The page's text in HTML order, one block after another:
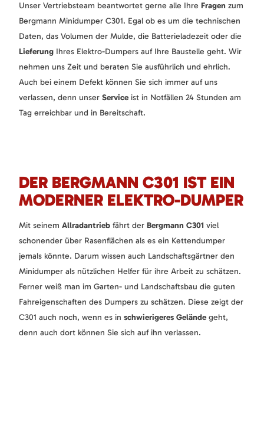
Unser Vertriebsteam beantwortet gerne alle Ihre Fragen zum
Bergmann Minidumper C301. Egal ob es um die technischen
Daten, das Volumen der Mulde, die Batterieladezeit oder die
Lieferung Ihres Elektro-Dumpers auf Ihre Baustelle geht. Wir
nehmen uns Zeit und beraten Sie ausführlich und ehrlich.
Auch bei einem Defekt können Sie sich immer auf uns
verlassen, denn unser Serviceist in Notfällen 24 Stunden am
Tag erreichbar und in Bereitschaft.
DER BERGMANN C301 IST EIN
MODERNER ELEKTRO-DUMPER
Mit seinem Allradantrieb fährt der Bergmann C301 viel
schonender über Rasenflächen als es ein Kettendumper
jemals könnte. Darum wissen auch Landschaftsgärtner den
Minidumper als nützlichen Helfer für ihre Arbeit zu schätzen.
Ferner weiß man im Garten- und Landschaftsbau die guten
Fahreigenschaften des Dumpers zu schätzen. Diese zeigt der
C301 auch noch, wenn es in schwierigeres Geländegeht,
denn auch dort können Sie sich auf ihn verlassen.